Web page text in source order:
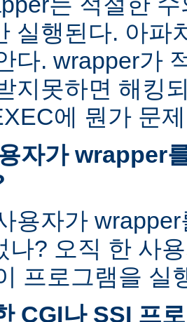
실행된다. 아파
다. wrapper가
지못하면 해킹
에 뭔가 문
자가 wrapper
용자가
나? 오직 한 사
프로그램을 실
CGI나 SSI 프